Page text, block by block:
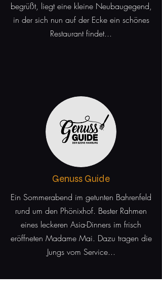
begrüßt, liegt eine kleine Neubaugegend,
in der sich nun auf der Ecke ein schönes
Restaurant findet...
Genuss Guide
Ein Sommerabend im getunten Bahrenfeld
rund um den Phönixhof. Bester Rahmen
eines leckeren Asia-Dinners im frisch
eröffneten Madame Mai. Dazu tragen die
Jungs vom Service...